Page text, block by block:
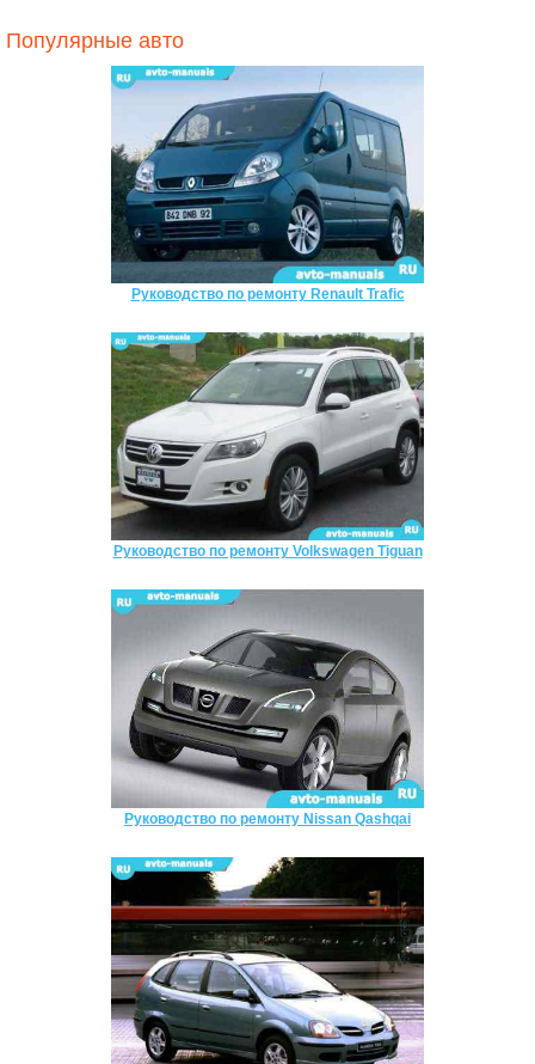
Популярные авто
Руководство по ремонту Renault Trafic
Руководство по ремонту Volkswagen Tiguan
Руководство по ремонту Nissan Qashqai